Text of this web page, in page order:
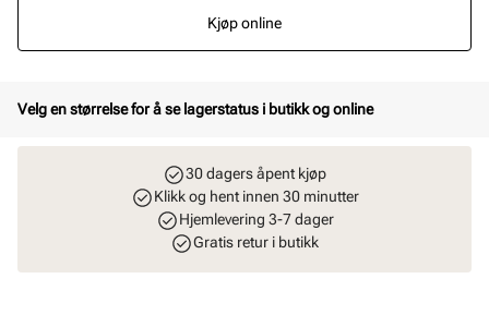
Kjøp online
Velg en størrelse for å se lagerstatus i butikk og online
30 dagers åpent kjøp
Klikk og hent innen 30 minutter
Hjemlevering 3-7 dager
Gratis retur i butikk